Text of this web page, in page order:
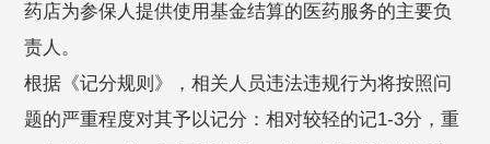
药店为参保人提供使用基金结算的医药服务的主要负
责人。
根据《记分规则》，相关人员违法违规行为将按照问
题的严重程度对其予以记分：相对较轻的记1-3分，重